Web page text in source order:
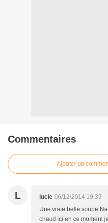
Commentaires
Ajouter un
L lucie 06/12/2014 19:39
Une vraie belle soupe
chaud ici en ce moment